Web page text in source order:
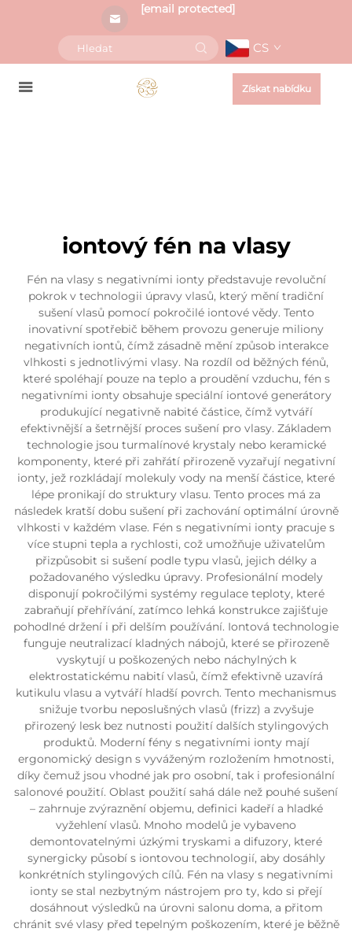
[email protected]
CS
Získat nabídku
iontový fén na vlasy
Fén na vlasy s negativními ionty představuje revoluční
pokrok v technologii úpravy vlasů, který mění tradiční
sušení vlasů pomocí pokročilé iontové vědy. Tento
inovativní spotřebič během provozu generuje miliony
negativních iontů, čímž zásadně mění způsob interakce
vlhkosti s jednotlivými vlasy. Na rozdíl od běžných fénů,
které spoléhají pouze na teplo a proudění vzduchu, fén s
negativními ionty obsahuje speciální iontové generátory
produkující negativně nabité částice, čímž vytváří
efektivnější a šetrnější proces sušení pro vlasy. Základem
technologie jsou turmalínové krystaly nebo keramické
komponenty, které při zahřátí přirozeně vyzařují negativní
ionty, jež rozkládají molekuly vody na menší částice, které
lépe pronikají do struktury vlasu. Tento proces má za
následek kratší dobu sušení při zachování optimální úrovně
vlhkosti v každém vlase. Fén s negativními ionty pracuje s
více stupni tepla a rychlosti, což umožňuje uživatelům
přizpůsobit si sušení podle typu vlasů, jejich délky a
požadovaného výsledku úpravy. Profesionální modely
disponují pokročilými systémy regulace teploty, které
zabraňují přehřívání, zatímco lehká konstrukce zajišťuje
pohodlné držení i při delším používání. Iontová technologie
funguje neutralizací kladných nábojů, které se přirozeně
vyskytují u poškozených nebo náchylných k
elektrostatickému nabití vlasů, čímž efektivně uzavírá
kutikulu vlasu a vytváří hladší povrch. Tento mechanismus
snižuje tvorbu neposlušných vlasů (frizz) a zvyšuje
přirozený lesk bez nutnosti použití dalších stylingových
produktů. Moderní fény s negativními ionty mají
ergonomický design s vyváženým rozložením hmotnosti,
díky čemuž jsou vhodné jak pro osobní, tak i profesionální
salonové použití. Oblast použití sahá dále než pouhé sušení
– zahrnuje zvýraznění objemu, definici kadeří a hladké
vyžehlení vlasů. Mnoho modelů je vybaveno
demontovatelnými úzkými tryskami a difuzory, které
synergicky působí s iontovou technologií, aby dosáhly
konkrétních stylingových cílů. Fén na vlasy s negativními
ionty se stal nezbytným nástrojem pro ty, kdo si přejí
dosáhnout výsledků na úrovni salonu doma, a přitom
chránit své vlasy před tepelným poškozením, které je běžně